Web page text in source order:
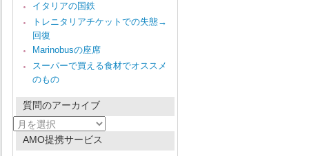
イタリアの国鉄
トレニタリアチケットでの失態→
回復
Marinobusの座席
スーパーで買える食材でオススメ
のもの
質問のアーカイブ
質
問
AMO提携サービス